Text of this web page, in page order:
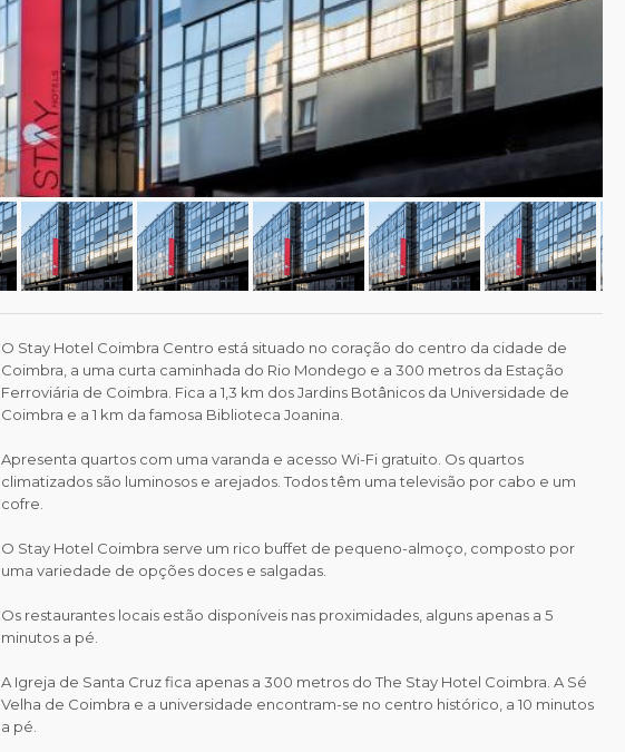
O Stay Hotel Coimbra Centro está situado no coração do centro da cidade de
Coimbra, a uma curta caminhada do Rio Mondego e a 300 metros da Estação
Ferroviária de Coimbra. Fica a 1,3 km dos Jardins Botânicos da Universidade de
Coimbra e a 1 km da famosa Biblioteca Joanina.
Apresenta quartos com uma varanda e acesso Wi-Fi gratuito. Os quartos
climatizados são luminosos e arejados. Todos têm uma televisão por cabo e um
cofre.
O Stay Hotel Coimbra serve um rico buffet de pequeno-almoço, composto por
uma variedade de opções doces e salgadas.
Os restaurantes locais estão disponíveis nas proximidades, alguns apenas a 5
minutos a pé.
A Igreja de Santa Cruz fica apenas a 300 metros do The Stay Hotel Coimbra. A Sé
Velha de Coimbra e a universidade encontram-se no centro histórico, a 10 minutos
a pé.